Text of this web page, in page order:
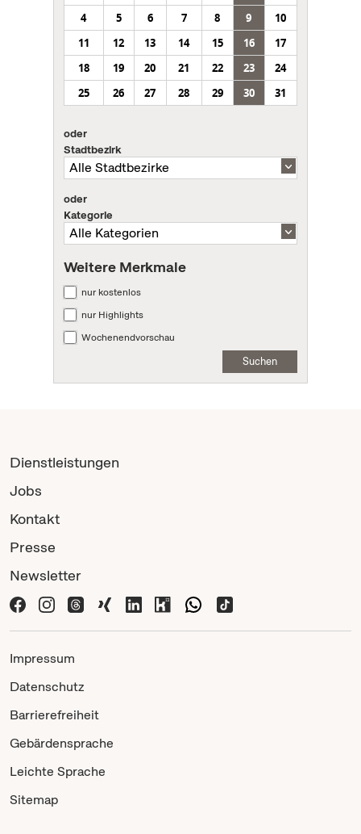
4
5 6 7 8 9
10
11
12 13 14 15 16
17
18
19 20 21 22 23
24
25
26 27 28 29 30 31
oder
Stadtbezirk
oder
Kategorie
Weitere Merkmale
nur kostenlos
nur Highlights
Wochenendvorschau
Suchen
Dienstleistungen
Jobs
Kontakt
Presse
Newsletter
Impressum
Datenschutz
Barrierefreiheit
Gebärdensprache
Leichte Sprache
Sitemap